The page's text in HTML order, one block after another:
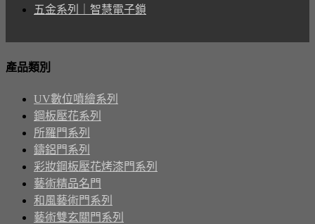
五金系列｜智慧電子鎖
產品類別
UV數位噴繪系列
鋼板壓花系列
所羅門系列
鑄鋁門系列
彩妝鋼板壓花烤漆門系列
藝術精品名門
和風藝術門系列
藝術雙玄關門系列